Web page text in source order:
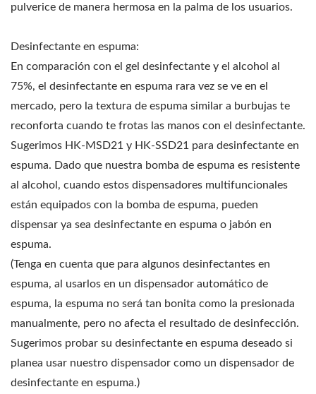
pulverice de manera hermosa en la palma de los usuarios.
Desinfectante en espuma:
En comparación con el gel desinfectante y el alcohol al
75%, el desinfectante en espuma rara vez se ve en el
mercado, pero la textura de espuma similar a burbujas te
reconforta cuando te frotas las manos con el desinfectante.
Sugerimos HK-MSD21 y HK-SSD21 para desinfectante en
espuma. Dado que nuestra bomba de espuma es resistente
al alcohol, cuando estos dispensadores multifuncionales
están equipados con la bomba de espuma, pueden
dispensar ya sea desinfectante en espuma o jabón en
espuma.
(Tenga en cuenta que para algunos desinfectantes en
espuma, al usarlos en un dispensador automático de
espuma, la espuma no será tan bonita como la presionada
manualmente, pero no afecta el resultado de desinfección.
Sugerimos probar su desinfectante en espuma deseado si
planea usar nuestro dispensador como un dispensador de
desinfectante en espuma.)